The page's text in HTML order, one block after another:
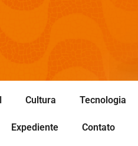
Cultura Tecnologia
Expediente Contato